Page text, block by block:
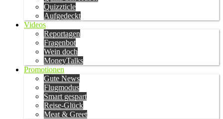
Quizzticle
Aufgedeckt
Videos
Reportagen
Fragenbot
Wein doch
MoneyTalks
Promotionen
Gute News
Flugmodus
Smart gespart
Reise-Glück
Meat & Greet